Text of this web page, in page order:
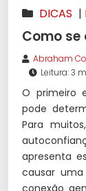
DICAS |
Como
Abraham
Leitura: 3
O primeiro
pode
Para
apresenta
causar